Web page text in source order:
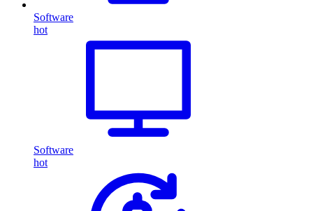
Software
hot
Software
hot